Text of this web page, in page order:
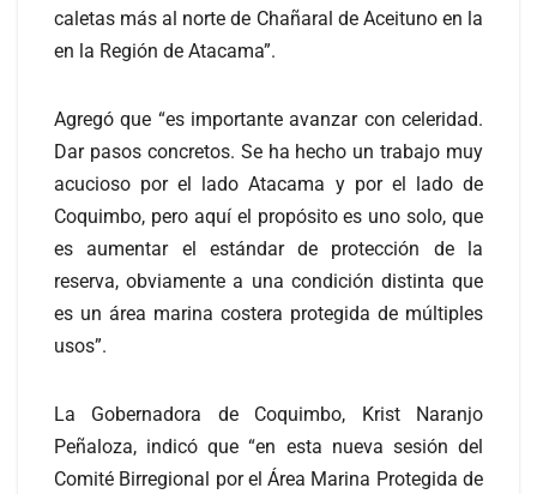
caletas más al norte de Chañaral de Aceituno en la
en la Región de Atacama”.
Agregó que “es importante avanzar con celeridad.
Dar pasos concretos. Se ha hecho un trabajo muy
acucioso por el lado Atacama y por el lado de
Coquimbo, pero aquí el propósito es uno solo, que
es aumentar el estándar de protección de la
reserva, obviamente a una condición distinta que
es un área marina costera protegida de múltiples
usos”.
La Gobernadora de Coquimbo, Krist Naranjo
Peñaloza, indicó que “en esta nueva sesión del
Comité Birregional por el Área Marina Protegida de